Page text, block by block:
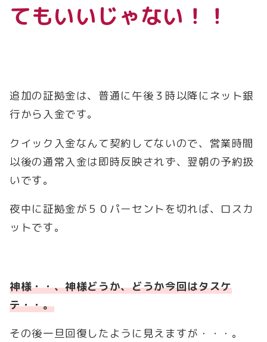
てもいいじゃない！！
追加の証拠金は、普通に午後３時以降にネット銀
行から入金です。
クイック入金なんて契約してないので、営業時間
以後の通常入金は即時反映されず、翌朝の予約扱
いです。
夜中に証拠金が５０パーセントを切れば、ロスカ
ットです。
神様・・、神様どうか、どうか今回はタスケ
テ・・。
その後一旦回復したように見えますが・・・。